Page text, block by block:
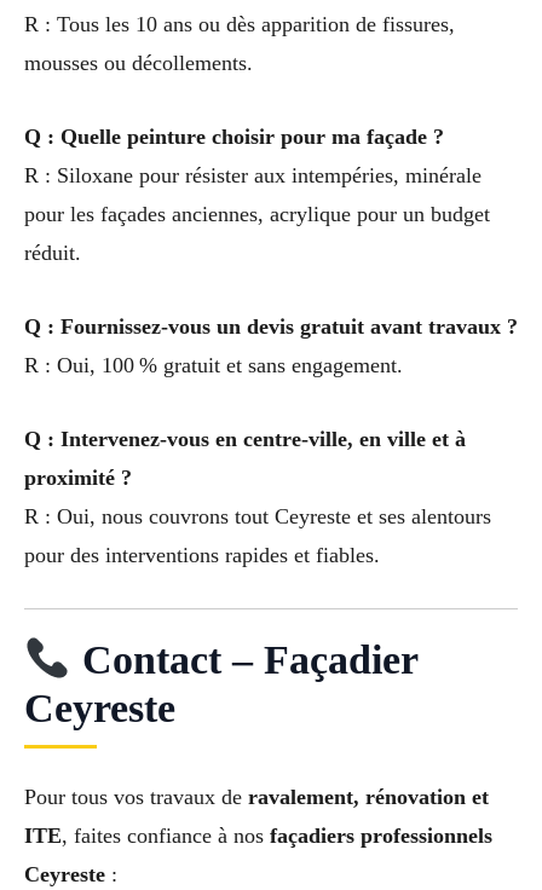
R : Tous les 10 ans ou dès apparition de fissures,
mousses ou décollements.
Q : Quelle peinture choisir pour ma façade ?
R : Siloxane pour résister aux intempéries, minérale
pour les façades anciennes, acrylique pour un budget
réduit.
Q : Fournissez-vous un devis gratuit avant travaux ?
R : Oui, 100 % gratuit et sans engagement.
Q : Intervenez-vous en centre-ville, en ville et à
proximité ?
R : Oui, nous couvrons tout Ceyreste et ses alentours
pour des interventions rapides et fiables.
Contact – Façadier
Ceyreste
Pour tous vos travaux de ravalement, rénovation et
ITE, faites confiance à nos façadiers professionnels
Ceyreste :